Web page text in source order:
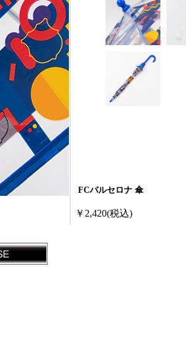
FCバルセロナ 傘
￥2,420(税込)